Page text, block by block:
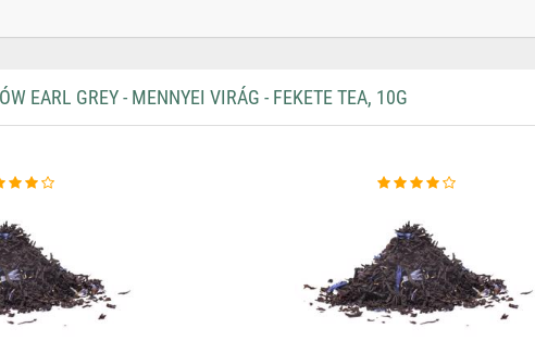
EARL GREY - MENNYEI VIRÁG - FEKETE TEA, 10G